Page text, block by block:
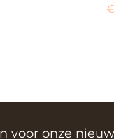
voor onze